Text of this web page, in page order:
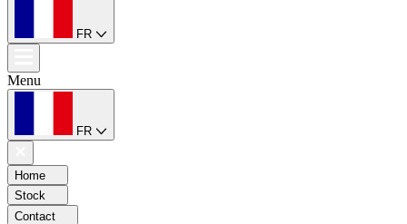
FR
Menu
FR
Home
Stock
Contact